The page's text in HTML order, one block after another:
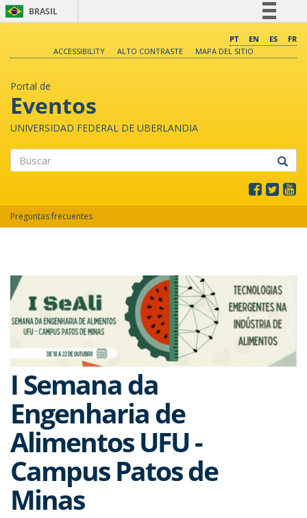
BRASIL
Comunica BR
PT EN ES
FR
ACCESSIBILITY
ALTO CONTRASTE MAPA DEL SITIO
Portal de
Eventos
UNIVERSIDAD FEDERAL DE UBERLANDIA
Preguntas frecuentes
I Semana da
Engenharia de
Alimentos UFU -
Campus Patos de
Minas